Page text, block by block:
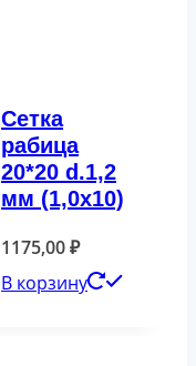
Сетка
рабица
20*20 d.1,2
мм (1,0х10)
1175,00₽
В корзину